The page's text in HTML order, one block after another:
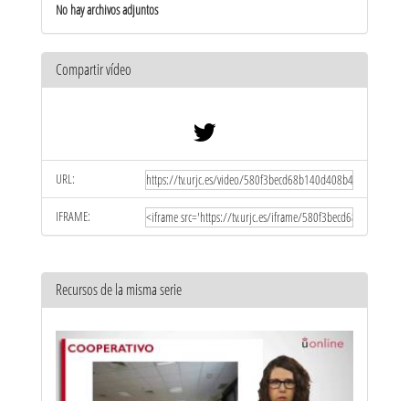
No hay archivos adjuntos
Compartir vídeo
URL:
IFRAME:
Recursos de la misma serie